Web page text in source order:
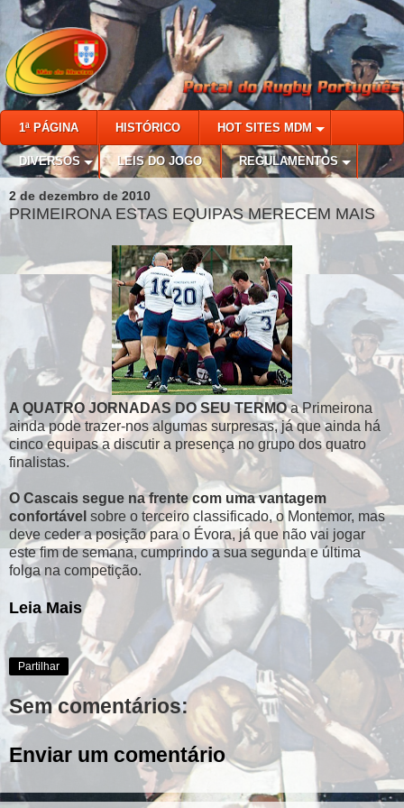
1ª PÁGINA HISTÓRICO HOT SITES MDM
DIVERSOS LEIS DO JOGO REGULAMENTOS
2 de dezembro de 2010
PRIMEIRONA ESTAS EQUIPAS MERECEM MAIS
A QUATRO JORNADAS DO SEU TERMOa Primeirona
ainda pode trazer-nos algumas surpresas, já que ainda há
cinco equipas a discutir a presença no grupo dos quatro
finalistas.
O Cascais segue na frente com uma vantagem
confortável sobre o terceiro classificado, o Montemor, mas
deve ceder a posição para o Évora, já que não vai jogar
este fim de semana, cumprindo a sua segunda e última
folga na competição.
Leia Mais
Partilhar
Sem comentários:
Enviar um comentário